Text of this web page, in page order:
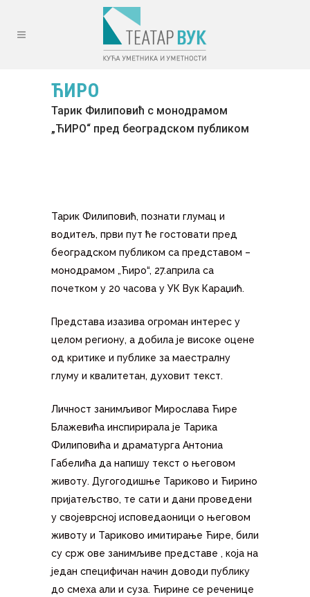
ЋИРО
Тарик Филиповић с монодрамом
„ЋИРО“ пред београдском публиком
Тарик Филиповић, познати глумац и
водитељ, први пут ће гостовати пред
београдском публиком са представом –
монодрамом „Ћиро“, 27.априла са
почетком у 20 часова у УК Вук Караџић.
Представа изазива огроман интерес у
целом региону, а добила је високе оцене
од критике и публике за маестралну
глуму и квалитетан, духовит текст.
Личност занимљивог Мирослава Ћире
Блажевића инспирирала је Тарика
Филиповића и драматурга Антониа
Габелића да напишу текст о његовом
животу. Дугогодишње Тариково и Ћирино
пријатељство, те сати и дани проведени
у својеврсној исповедаоници о његовом
животу и Тариково имитирање Ћире, били
су срж ове занимљиве представе , која на
један специфичан начин доводи публику
до смеха али и суза. Ћирине се реченице